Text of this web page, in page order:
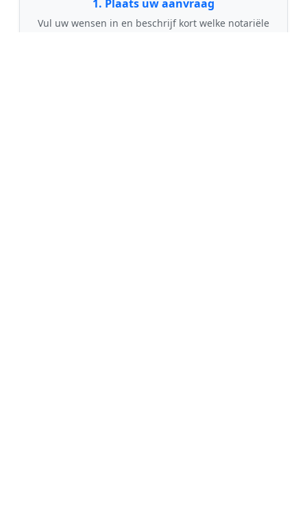
1. Plaats uw aanvraag
Vul uw wensen in en beschrijf kort welke notariële